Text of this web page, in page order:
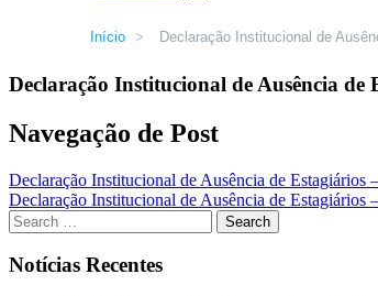
Início > Declaração Institucional de
Declaração Institucional de Ausência de
Navegação de Post
Declaração Institucional de Ausência de Estagiários
Declaração Institucional de Ausência de Estagiários
Notícias Recentes